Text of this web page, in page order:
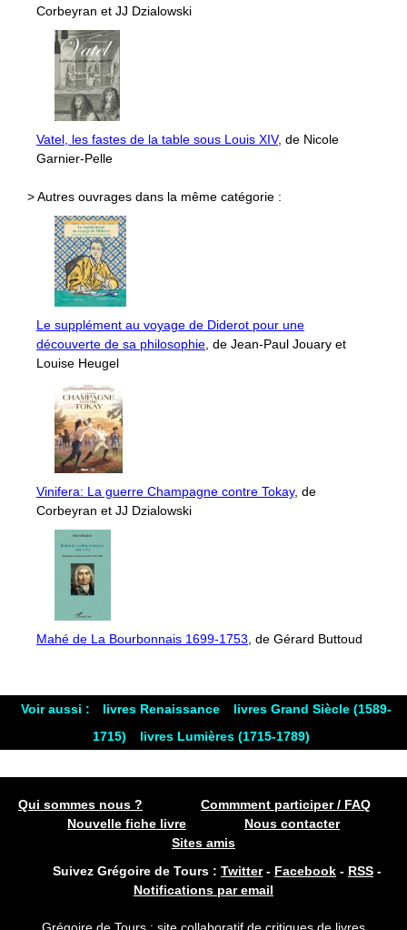
Corbeyran et JJ Dzialowski
Vatel, les fastes de la table sous Louis XIV, de Nicole
Garnier-Pelle
> Autres ouvrages dans la même catégorie :
Le supplément au voyage de Diderot pour une
découverte de sa philosophie , de Jean-Paul Jouary et
Louise Heugel
Vinifera: La guerre Champagne contre Tokay, de
Corbeyran et JJ Dzialowski
Mahé de La Bourbonnais 1699-1753 , de Gérard Buttoud
Voir aussi : livres Renaissance
livres Grand Siècle (1589-
1715)
livres Lumières (1715-1789)
Qui sommes nous ?
Commment participer / FAQ
Nouvelle fiche livre
Nous contacter
Sites amis
Suivez Grégoire de Tours : Twitter- Facebook - RSS -
Notifications par email